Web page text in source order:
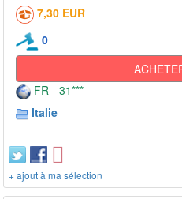
7,30 EUR
0
FR - 31***
Italie
+ ajout à ma sélection